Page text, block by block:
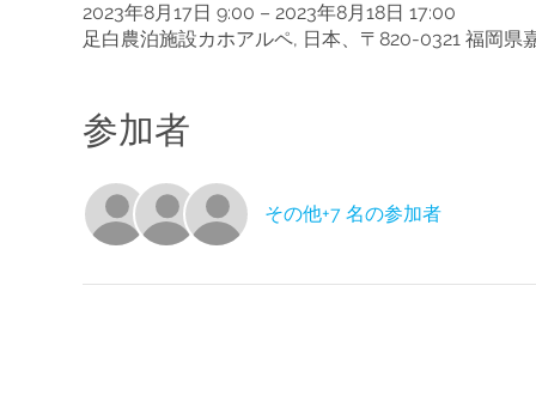
2023年8月17日 9:00 – 2023年8月18日 17:00
足白農泊施設カホアルペ, 日本、〒820-0321 福岡県
参加者
その他+7 名の参加者